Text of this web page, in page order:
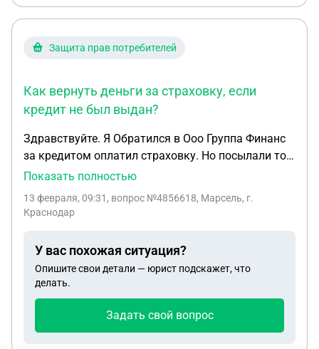
Защита прав потребителей
Как вернуть деньги за страховку, если
кредит не был выдан?
Здравствуйте. Я Обратился в Ооо Группа Финанс
за кредитом оплатил страховку. Но посылали то
туда, сюда,в итоге кредит я не получил никакого.
страховку. Договор есть на руках. И что мне
Показать полностью
13 февраля, 09:31 , вопрос №4856618, Марсель, г.
Краснодар
У вас похожая ситуация?
Опишите свои детали — юрист подскажет, что
делать.
Задать свой вопрос